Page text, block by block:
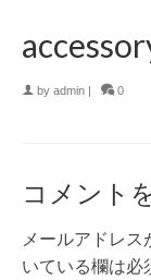
by admin | 0
コメント
メールアドレス
いている欄は必